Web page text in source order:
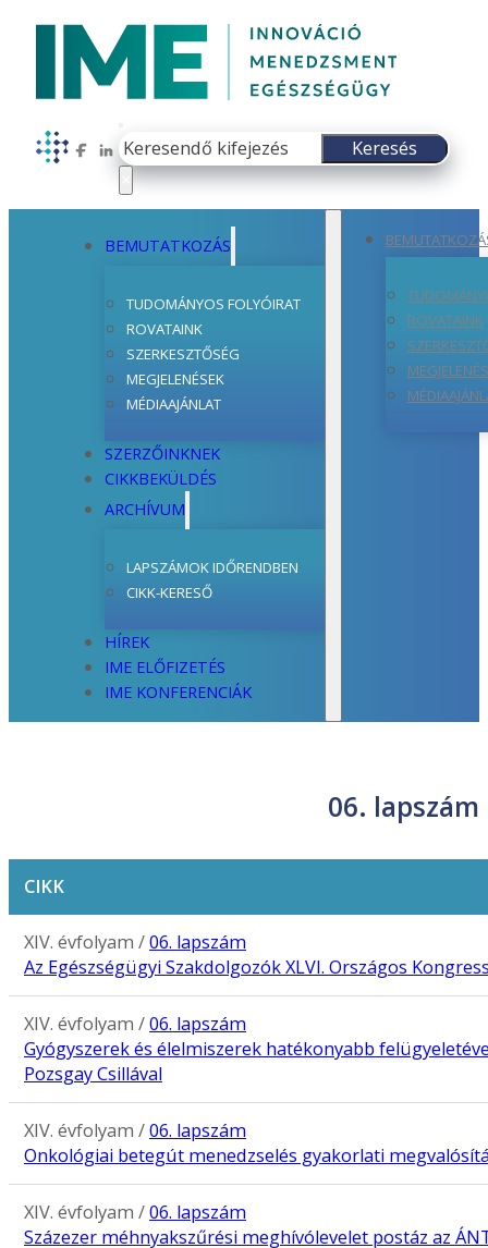
Follow us on Facebook
Follow us on LinkedIn
Keresés
Keresés
BEMUTATKOZÁS
TUDOMÁNYOS FOLYÓIRAT
ROVATAINK
SZERKESZTŐSÉG
MEGJELENÉSEK
MÉDIAAJÁNLAT
SZERZŐINKNEK
CIKKBEKÜLDÉS
ARCHÍVUM
LAPSZÁMOK IDŐRENDBEN
CIKK-KERESŐ
HÍREK
IME ELŐFIZETÉS
IME KONFERENCIÁK
ROVATAINK
06. lapszám
CIKK
XIV. évfolyam /06. lapszám
Az Egészségügyi Szakdolgozók XLVI. Országos
XIV. évfolyam /06. lapszám
Gyógyszerek és élelmiszerek hatékonyabb
Pozsgay Csillával
XIV. évfolyam /06. lapszám
Onkológiai betegút menedzselés gyakorlati
XIV. évfolyam /06. lapszám
Százezer méhnyakszűrési meghívólevelet postáz az